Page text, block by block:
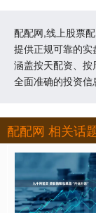
配配网,线上股票
提供正规可靠的
涵盖按天配资、
全面准确的投资信
配配网 相关话